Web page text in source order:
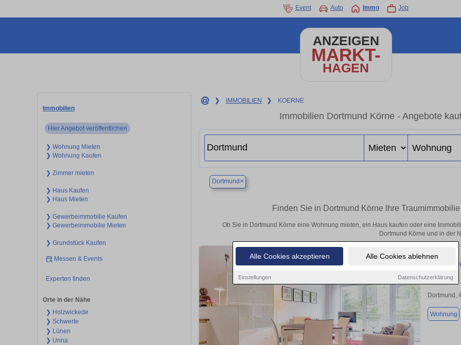
Alle Cookies akzeptieren Alle Cookies ablehnen
Einstellungen Datenschutzerklärung
Event Auto Immo Job
ANZEIGEN
MARKT-
HAGEN
Immobilien
Hier Angebot veröffentlichen
❯ Wohnung Mieten
❯ Wohnung Kaufen
❯ Zimmer mieten
❯ Haus Kaufen
❯ Haus Mieten
❯ Gewerbeimmobilie Kaufen
❯ Gewerbeimmobilie Mieten
❯ Grundstück Kaufen
Messen & Events
Experten finden
Orte in der Nähe
❯ Holzwickede
❯ Schwerte
❯ Lünen
❯ Unna
❯ IMMOBILIEN ❯ KOERNE
Immobilien Dortmund Körne - Angebote
Dortmund ×
Finden Sie in Dortmund Körne Ihre
Ob Sie in Dortmund Körne eine Wohnung mieten, ein Haus kaufen oder eine
Dortmund Körne und in der
Wohnung
Dortmund,
Wohnung